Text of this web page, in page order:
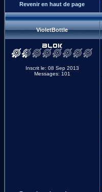
Revenir en haut de page
VioletBottle
Inscrit le: 08 Sep 2013
Messages: 101